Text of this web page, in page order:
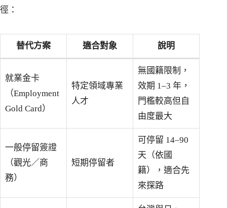
徑：
替代方案 適合對象 說明
就業金卡
（Employment
Gold Card）
特定領域專業
人才
無國籍限制，
效期 1–3 年，
門檻較高但自
由度最大
一般停留簽證
（觀光／商
務）
短期停留者
可停留 14–90
天（依國
籍），適合先
來探路